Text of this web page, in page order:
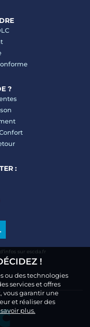
?
:
sur escda.fr
!
ou des technologies
services et offres
vous garantir une
et réaliser des
plus.